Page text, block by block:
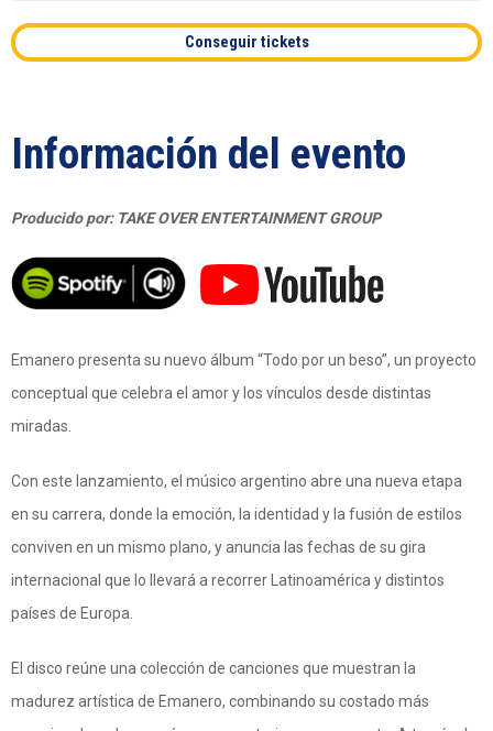
Conseguir tickets
Información del evento
Producido por: TAKE OVER ENTERTAINMENT GROUP
Emanero presenta su nuevo álbum “Todo por un beso”, un proyecto
conceptual que celebra el amor y los vínculos desde distintas
miradas.
Con este lanzamiento, el músico argentino abre una nueva etapa
en su carrera, donde la emoción, la identidad y la fusión de estilos
conviven en un mismo plano, y anuncia las fechas de su gira
internacional que lo llevará a recorrer Latinoamérica y distintos
países de Europa.
El disco reúne una colección de canciones que muestran la
madurez artística de Emanero, combinando su costado más